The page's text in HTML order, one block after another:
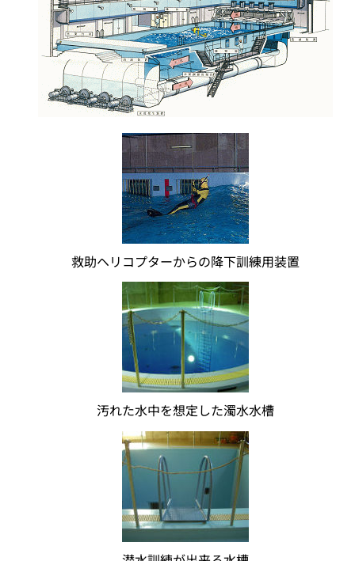
救助ヘリコプターからの降下訓練用装置
汚れた水中を想定した濁水水槽